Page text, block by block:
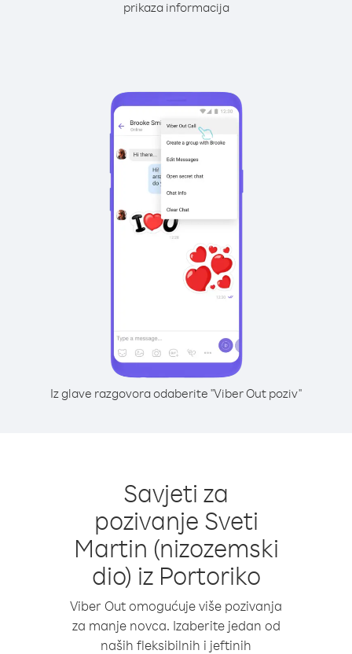
prikaza informacija
Iz glave razgovora odaberite "Viber Out poziv"
Savjeti za
pozivanje Sveti
Martin (nizozemski
dio) iz Portoriko
Viber Out omogućuje više pozivanja
za manje novca. Izaberite jedan od
naših fleksibilnih i jeftinih